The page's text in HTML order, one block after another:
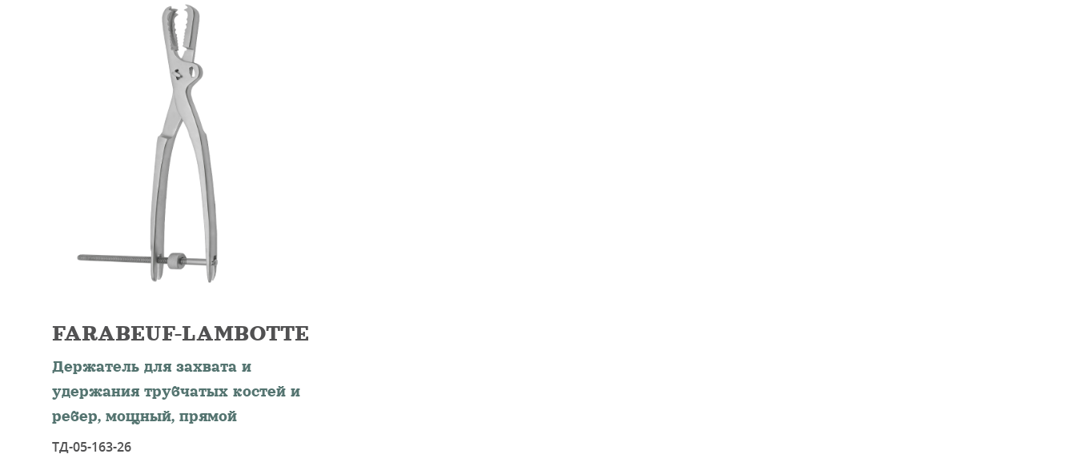
FARABEUF-LAMBOTTE
Держатель для захвата и
удержания трубчатых костей и
ребер, мощный, прямой
ТД-05-163-26